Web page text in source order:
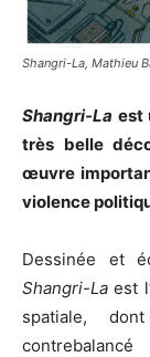
Shangri-La, Mathieu
Shangri-La est
très belle
œuvre
violence
Dessinée et
Shangri-La est
spatiale,